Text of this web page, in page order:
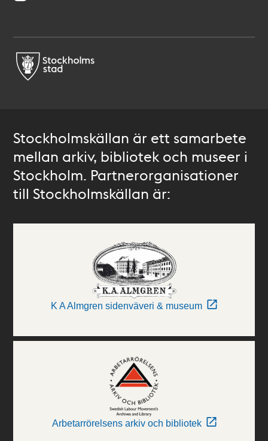
Stockholmskällan är ett samarbete
mellan arkiv, bibliotek och museer i
Stockholm. Partnerorganisationer
till Stockholmskällan är:
K A Almgren sidenväveri & museum
Arbetarrörelsens arkiv och bibliotek